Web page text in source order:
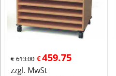
€613.00 €459.75
zzgl. MwSt